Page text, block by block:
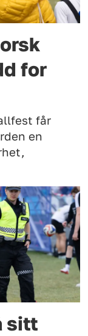
for
får
en
sitt